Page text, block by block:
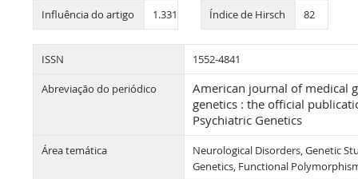
Influência do artigo 1.331 Índice de Hirsch 82
ISSN 1552-4841
Abreviação do periódico
American journal of medical
genetics : the official
Psychiatric Genetics
Área temática
Neurological Disorders, Genetic
Genetics, Functional